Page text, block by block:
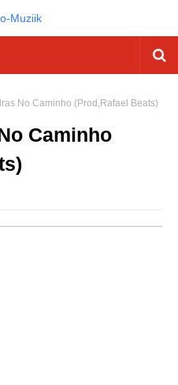
No Caminho (Prod,Rafael Beats)
Caminho